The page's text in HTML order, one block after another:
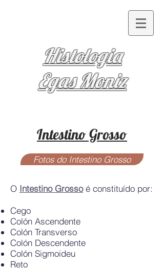
Histologia
Egas Moniz
Intestino Grosso
Fotos do Intestino Grosso
O Intestino Grossoé constituído por:
Cego
Colón Ascendente
Colón Transverso
Colón Descendente
Colón Sigmoideu
Reto